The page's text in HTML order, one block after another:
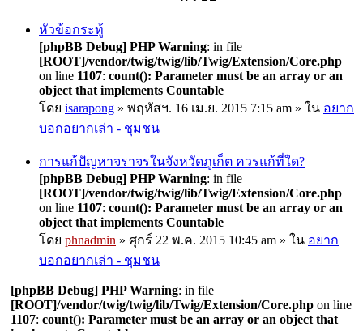
หัวข้อกระทู้
[phpBB Debug] PHP Warning: in file
[ROOT]/vendor/twig/twig/lib/Twig/Extension/Core.php
on line 1107: count(): Parameter must be an array or an
object that implements Countable
โดย isarapong » พฤหัสฯ. 16 เม.ย. 2015 7:15 am » ใน อยาก
บอกอยากเล่า - ชุมชน
การแก้ปัญหาจราจรในจังหวัดภูเก็ต ควรแก้ที่ใด?
[phpBB Debug] PHP Warning: in file
[ROOT]/vendor/twig/twig/lib/Twig/Extension/Core.php
on line 1107: count(): Parameter must be an array or an
object that implements Countable
โดย phnadmin » ศุกร์ 22 พ.ค. 2015 10:45 am » ใน อยาก
บอกอยากเล่า - ชุมชน
[phpBB Debug] PHP Warning: in file
[ROOT]/vendor/twig/twig/lib/Twig/Extension/Core.php on line
1107: count(): Parameter must be an array or an object that